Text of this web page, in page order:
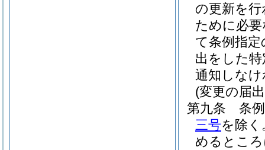
の更新を
ために必
て条例指
出をした
通知しな
(変更の届
第九条
条
三号を除く
めるとこ